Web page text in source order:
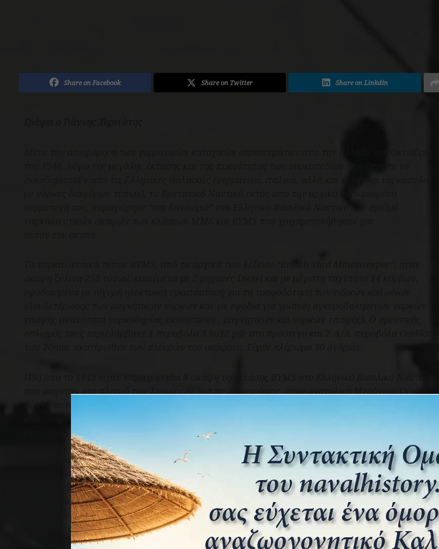
Share on Facebook Share on Twitter Share on Linkdin
Οκτώβριο 1944. Μετά το τέλος του πολέμου παραχωρήθηκαν και άλλα 9 ναρκαλιευτικά της
κλάσης BYMS (1946 και 1948), τά οποία χρησιμοποιήθηκαν μαζί με τα υπόλοιπα σκάφη
ναρκαλιείας, στη μεγάλη επιχείρηση καθαρισμού των ελληνικών θαλασσών από τα πολυάριθμα
ναρκοπέδια που ακόμα υπήρχαν, η οποία διήρκησε μέχρι το 1952. Στην συνέχεια, καθώς αρκετά
απο τα σκάφη αυτά επιστράφηκαν στους Βρετανούς ή υπέστησαν ζημιές κατα την υπηρεσία τους,
αποκτήθηκαν και άλλα ναρκαλιευτικά της κλάσης αυτής, τα οποία συνέχισαν να υπηρετούν στις
τάξεις του Πολεμικού Ναυτικού κατά τις επόμενες δεκαετίες . Συνολικά τα ναρκαλιευτικά κλάσης
ήταν τα εξής: